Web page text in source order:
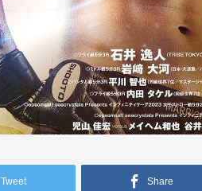
Tweet Share